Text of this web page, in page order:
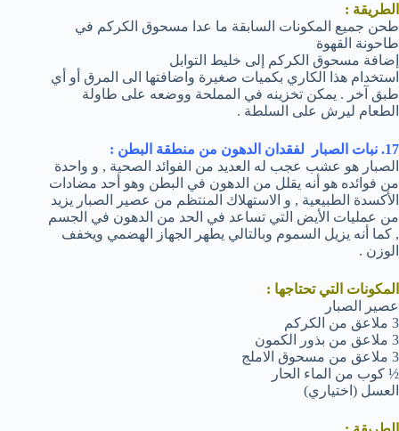
الطريقة :
طحن جميع المكونات السابقة ما عدا مسحوق الكركم في
طاحونة القهوة
إضافة مسحوق الكركم إلى خليط التوابل
استخدام هذا الكاري بكميات صغيرة واضافتها الى المرق أو أي
طبق آخر . يمكن تخزينه في المملحة ووضعه على طاولة
الطعام ليرش على السلطة .
17. نبات الصبار لفقدان الدهون من منطقة البطن :
الصبار هو عشب عجب له العديد من الفوائد الصحية , و واحدة
من فوائده هو أنه يقلل من الدهون في البطن وهو أحد مضادات
الأكسدة الطبيعية , و الاستهلاك المنتظم من عصير الصبار يزيد
من عمليات الأيض التي تساعد في الحد من الدهون في الجسم
, كما أنه يزيل السموم وبالتالي يطهر الجهاز الهضمي ويخفف
الوزن .
المكونات التي تحتاجها :
عصير الصبار
3 ملاعق من الكركم
3 ملاعق من بذور الكمون
3 ملاعق من مسحوق الاملج
½ كوب من الماء الحار
العسل (اختياري)